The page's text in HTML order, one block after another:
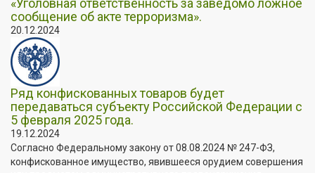
«Уголовная ответственность за заведомо ложное
сообщение об акте терроризма».
20.12.2024
Ряд конфискованных товаров будет
передаваться субъекту Российской Федерации с
5 февраля 2025 года.
19.12.2024
Согласно Федеральному закону от 08.08.2024 № 247-ФЗ,
конфискованное имущество, явившееся орудием совершения